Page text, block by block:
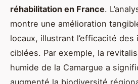
réhabilitation en France.
montre une amélioration
locaux, illustrant l’efficacité
ciblées. Par exemple, la
humide de la Camargue a
augmenté la biodiversité